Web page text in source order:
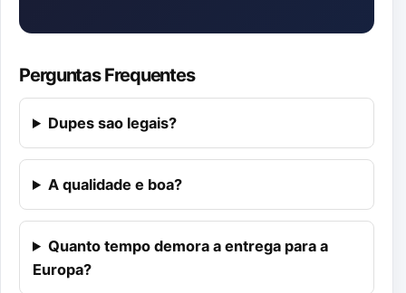
Perguntas Frequentes
Dupes sao legais?
A qualidade e boa?
Quanto tempo demora a entrega para a
Europa?